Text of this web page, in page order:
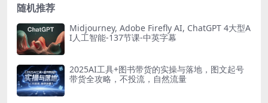
随机推荐
Midjourney, Adobe Firefly AI, ChatGPT 4大型A
I人工智能-137节课-中英字幕
2025AI工具+图书带货的实操与落地，图文起号
带货全攻略，不投流，自然流量